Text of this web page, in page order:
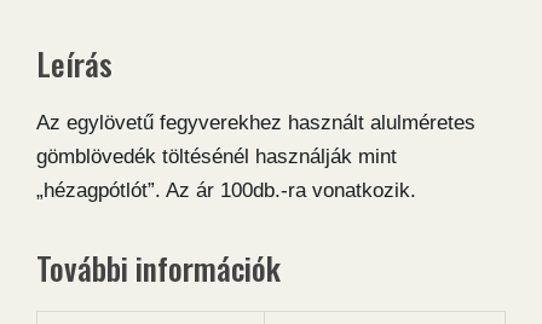
Leírás
Az egylövetű fegyverekhez használt alulméretes
gömblövedék töltésénél használják mint
„hézagpótlót”. Az ár 100db.-ra vonatkozik.
További információk